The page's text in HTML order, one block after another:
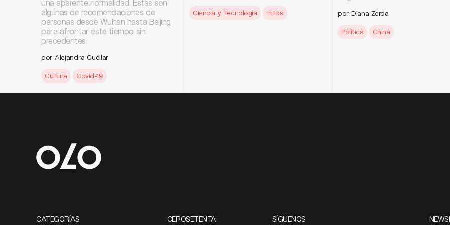
una aparente normalidad. Estas son
algunas de recomendaciones de
personas desde Wuhan hasta Beijing
para afrontar este tiempo sin
precedentes
por Alejandra Cuéllar
Cultura Covid-19
Ciencia y Tecnología mitos por Diana Zerda
Política China
CATEGORÍAS CEROSETENTA SÍGUENOS